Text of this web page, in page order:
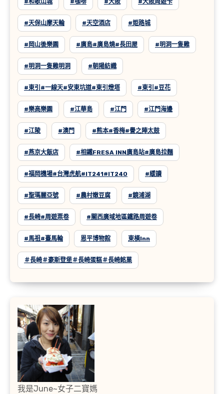
#和歌山城 #咖啡 #大阪 #大阪周遊卡
#天保山摩天輪 #天空酒店 #姫路城
#岡山後樂園 #廣島#廣島燒#長田屋 #明洞一隻雞
#明洞一隻雞明洞 #朝陽紡織
#東引#一線天#安東坑道#東引燈塔 #東引#豆花
#樂高樂園 #江華島 #江門 #江門海邊
#江陵 #澳門 #熊本#香梅#譽之陣太鼓
#燕京大飯店 #相鐵FRESA INN廣島站#廣島拉麵
#福岡機場#台灣虎航#IT241#IT240 #緩讀
#聖瑪麗亞號 #農村嫩豆腐 #鏡浦湖
#長崎#周遊票卷 #關西廣域地區鐵路周遊卷
#馬祖#臺馬輪 恩平博物館 東橫inn
＃長崎＃豪斯登堡＃長崎蛋糕＃長崎銘菓
我是June~女子二寶媽